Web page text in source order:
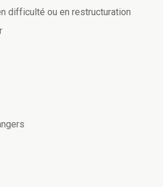
difficulté ou en restructuration